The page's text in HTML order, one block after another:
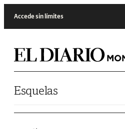
Accede sin límites
Esquelas